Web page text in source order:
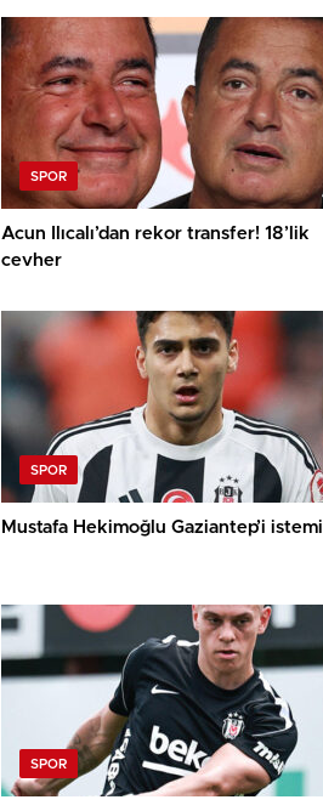
SPOR
Acun Ilıcalı’dan rekor transfer! 18’lik
cevher
SPOR
Mustafa Hekimoğlu Gaziantep’i
SPOR